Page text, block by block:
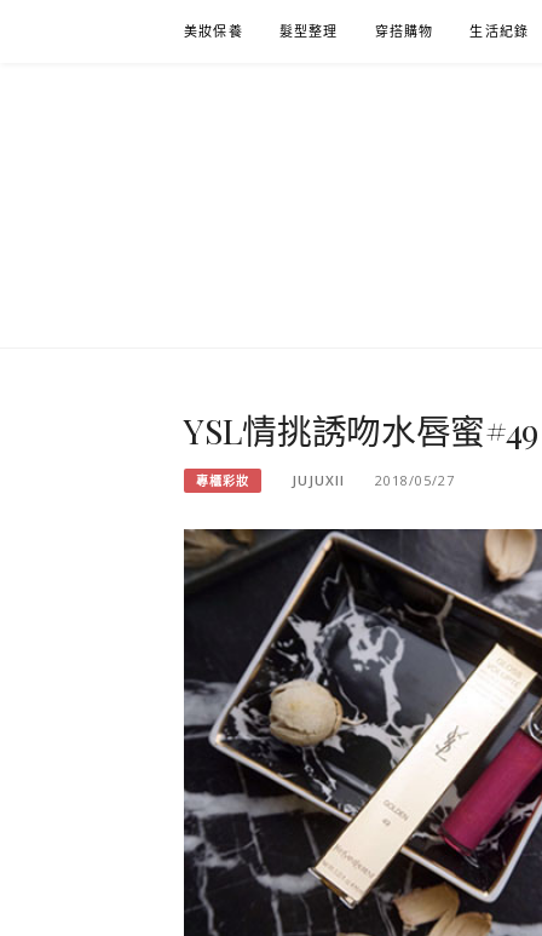
美妝保養 髮型整理 穿搭購物 生活紀錄
YSL情挑誘吻水唇蜜
專櫃彩妝 JUJUXII 2018/05/27